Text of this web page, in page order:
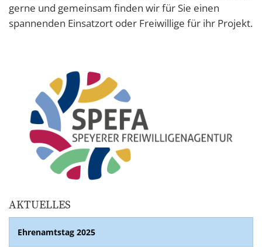
gerne und gemeinsam finden wir für Sie einen
spannenden Einsatzort oder Freiwillige für ihr Projekt.
AKTUELLES
Ehrenamtstag 2025